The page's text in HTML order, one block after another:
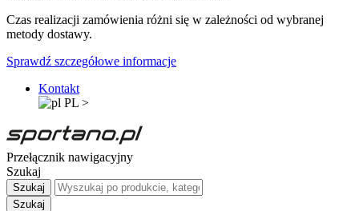
Czas realizacji zamówienia różni się w zależności od wybranej
metody dostawy.
Sprawdź szczegółowe informacje
Kontakt
PL >
Przełącznik nawigacyjny
Szukaj
Szukaj
Szukaj